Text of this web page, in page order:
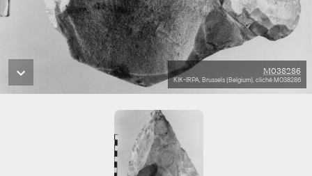
M038286
KIK-IRPA, Brussels (Belgium), cliché M038286